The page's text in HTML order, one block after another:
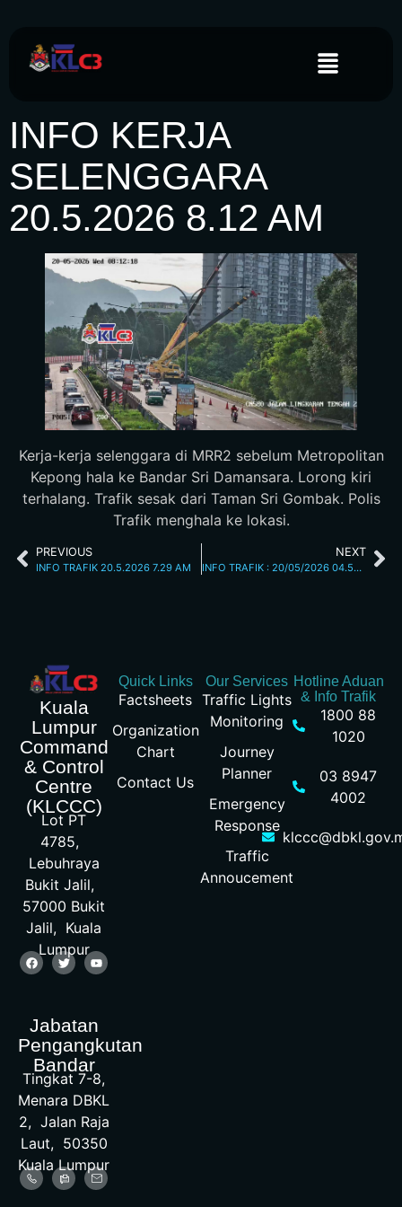
INFO KERJA
SELENGGARA
20.5.2026 8.12 AM
Kerja-kerja selenggara di MRR2 sebelum Metropolitan
Kepong hala ke Bandar Sri Damansara. Lorong kiri
terhalang. Trafik sesak dari Taman Sri Gombak. Polis
Trafik menghala ke lokasi.
PREVIOUS
INFO TRAFIK 20.5.2026 7.29 AM
NEXT
INFO TRAFIK : 20/05/2026 04.55PM
Kuala
Lumpur
Command
& Control
Centre
(KLCCC)
Lot PT
4785,
Lebuhraya
Bukit Jalil,
57000 Bukit
Jalil, Kuala
Lumpur
Jabatan
Pengangkutan
Bandar
Tingkat 7-8,
Menara DBKL
2, Jalan Raja
Laut, 50350
Kuala Lumpur
Quick Links
Factsheets
Organization
Chart
Contact Us
Our Services
Traffic Lights
Monitoring
Journey
Planner
Emergency
Response
Traffic
Annoucement
Hotline Aduan
& Info Trafik
1800 88
1020
03 8947
4002